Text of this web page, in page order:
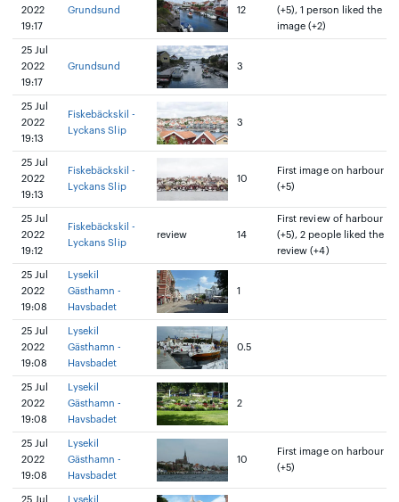
2022
19:17
Grundsund 12
(+5), 1 person liked the
image (+2)
25 Jul
2022
19:17
Grundsund 3
25 Jul
2022
19:13
Fiskebäckskil -
Lyckans Slip
3
25 Jul
2022
19:13
Fiskebäckskil -
Lyckans Slip
10
First image on harbour
(+5)
25 Jul
2022
19:12
Fiskebäckskil -
Lyckans Slip
review 14
First review of harbour
(+5), 2 people liked the
review (+4)
25 Jul
2022
19:08
Lysekil
Gästhamn -
Havsbadet
1
25 Jul
2022
19:08
Lysekil
Gästhamn -
Havsbadet
0.5
25 Jul
2022
19:08
Lysekil
Gästhamn -
Havsbadet
2
25 Jul
2022
19:08
Lysekil
Gästhamn -
Havsbadet
10
First image on harbour
(+5)
25 Jul Lysekil